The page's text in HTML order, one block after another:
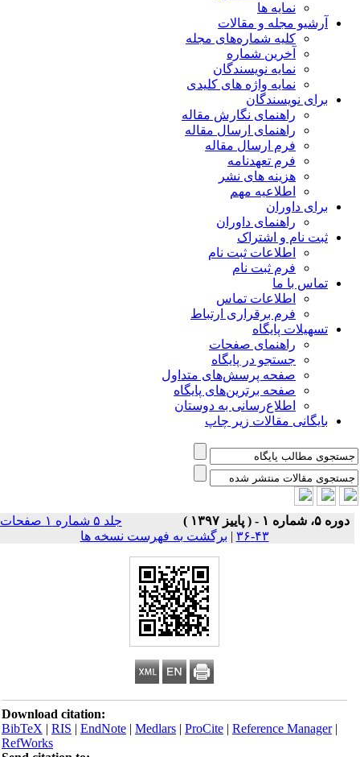
نمایه ها
آرشیو مجله و مقالات
کلیه شماره‌های مجله
آخرین شماره
نمایه نویسندگان
نمایه واژه های کلیدی
برای نویسندگان
راهنمای نگارش مقاله
راهنمای ارسال مقاله
فرم ارسال مقاله
فرم تعهدنامه
هزینه های نشر
اطلاعیه مهم
برای داوران
راهنمای داوران
ثبت نام و اشتراک
اطلاعات ثبت نام
فرم ثبت نام
تماس با ما
اطلاعات تماس
فرم برقراری ارتباط
تسهیلات پایگاه
راهنمای صفحات
جستجو در پایگاه
صفحه پرسش‌های متداول
صفحه برترین‌های پایگاه
اطلاع‌رسانی به دوستان
بایگانی مقالات زیر چاپ
دوره ۵، شماره ۱ - ( پاییز ۱۳۹۷ )
جلد ۵ شماره ۱ صفحات
۴۳-۳۶
|برگشت به فهرست نسخه ها
Download citation:
BibTeX|RIS|EndNote|Medlars|ProCite|Reference Manager
RefWorks